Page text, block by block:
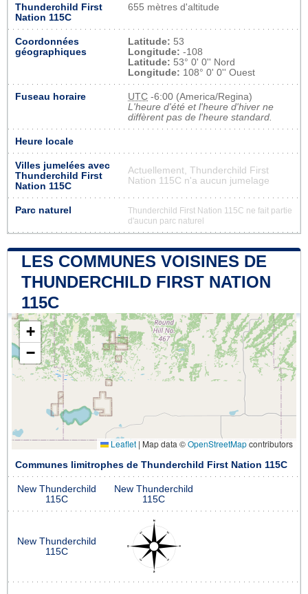
Thunderchild First
Nation 115C
655 mètres d'altitude
Coordonnées
géographiques
Latitude: 53
Longitude: -108
Latitude: 53° 0' 0'' Nord
Longitude: 108° 0' 0'' Ouest
Fuseau horaire UTC -6:00 (America/Regina)
L'heure d'été et l'heure d'hiver ne
diffèrent pas de l'heure standard.
Heure locale
Villes jumelées avec
Thunderchild First
Nation 115C
Actuellement, Thunderchild First
Nation 115C n'a aucun jumelage
Parc naturel
Thunderchild First Nation 115C ne fait partie
d'aucun parc naturel
LES COMMUNES VOISINES DE
THUNDERCHILD FIRST NATION
115C
+
−
Leaflet | Map data ©OpenStreetMapcontributors
Communes limitrophes de Thunderchild First Nation 115C
New Thunderchild
115C
New Thunderchild
115C
New Thunderchild
115C